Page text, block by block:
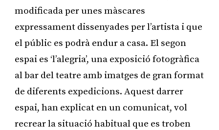
modificada per unes màscares
expressament dissenyades per l’artista i que
el públic es podrà endur a casa. El segon
espai es ‘l’alegria’, una exposició fotogràfica
al bar del teatre amb imatges de gran format
de diferents expedicions. Aquest darrer
espai, han explicat en un comunicat, vol
recrear la situació habitual que es troben